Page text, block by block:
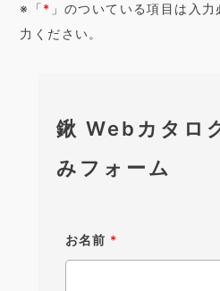
※「* 」のついている項目は入
力ください。
鍬 Webカタロ
みフォーム
お名前 *